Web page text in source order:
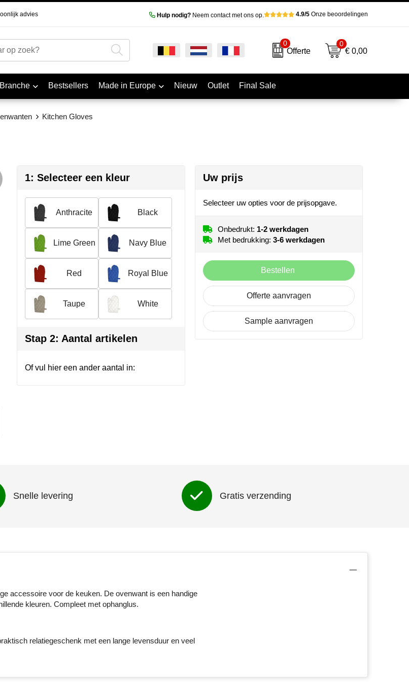
advies Hulp nodig?Neem contact met ons op. 4.9/5Onze beoordelingen
0
Offerte
0
€ 0,00
Branche Bestsellers Made in Europe Nieuw Outlet Final Sale
Kitchen Gloves
1: Selecteer een kleur
Anthracite Black
Lime Green Navy Blue
Red Royal Blue
Taupe White
Stap 2: Aantal artikelen
Of vul hier een ander aantal in:
Uw prijs
Selecteer uw opties voor de prijsopgave.
Onbedrukt: 1-2 werkdagen
Met bedrukking: 3-6 werkdagen
Bestellen
Offerte aanvragen
Sample aanvragen
Snelle levering Gratis verzending
accessoire voor de keuken. De ovenwant is een handige
kleuren. Compleet met ophanglus.
relatiegeschenk met een lange levensduur en veel